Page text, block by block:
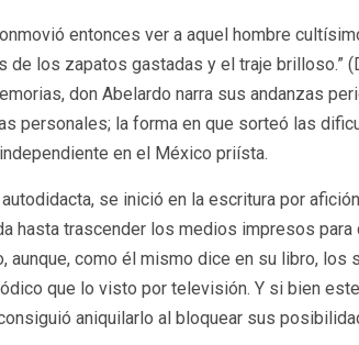
entonces ver a aquel hombre
de los zapatos gastadas y el traje brilloso.”
don Abelardo narra sus andanzas
personales; la forma en que sorteó las
en el México priísta.
se inició en la escritura por
hasta trascender los medios impresos
aunque, como él mismo dice en su libro, los
que lo visto por televisión. Y si bien
aniquilarlo al bloquear sus